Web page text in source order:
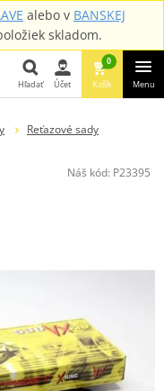
alebo v BANSKEJ
skladom.
Hľadať
Hľadať Účet
0
Košík Menu
Reťazové sady
Náš kód: P23395